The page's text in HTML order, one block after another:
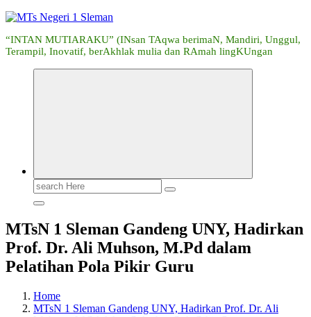
“INTAN MUTIARAKU” (INsan TAqwa berimaN, Mandiri, Unggul,
Terampil, Inovatif, berAkhlak mulia dan RAmah lingKUngan
Search
for:
MTsN 1 Sleman Gandeng UNY, Hadirkan
Prof. Dr. Ali Muhson, M.Pd dalam
Pelatihan Pola Pikir Guru
Home
MTsN 1 Sleman Gandeng UNY, Hadirkan Prof. Dr. Ali